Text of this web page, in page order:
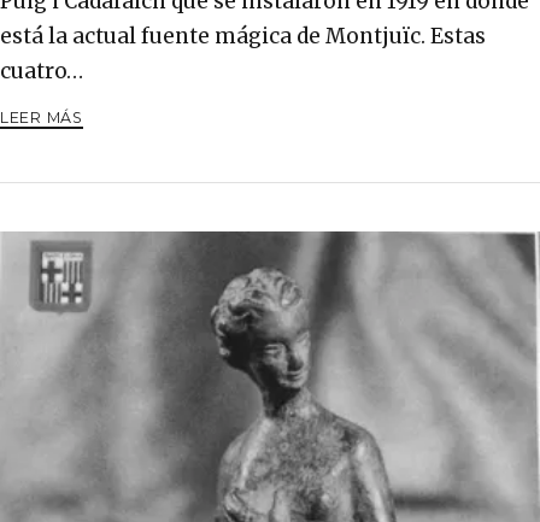
está la actual fuente mágica de Montjuïc. Estas
cuatro…
LEER MÁS